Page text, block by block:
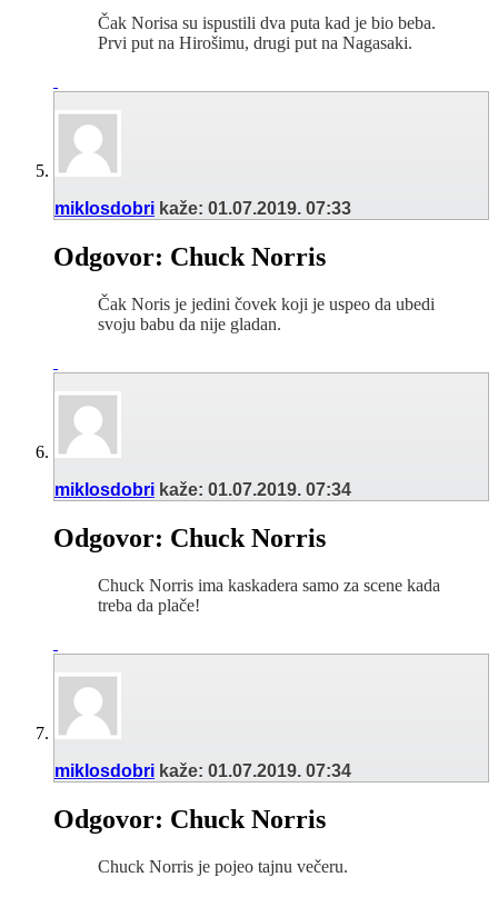
Čak Norisa su ispustili dva puta kad je bio beba.
Prvi put na Hirošimu, drugi put na Nagasaki.
miklosdobri kaže: 01.07.2019. 07:33
Odgovor: Chuck Norris
Čak Noris je jedini čovek koji je uspeo da ubedi
svoju babu da nije gladan.
miklosdobri kaže: 01.07.2019. 07:34
Odgovor: Chuck Norris
Chuck Norris ima kaskadera samo za scene kada
treba da plače!
miklosdobri kaže: 01.07.2019. 07:34
Odgovor: Chuck Norris
Chuck Norris je pojeo tajnu večeru.